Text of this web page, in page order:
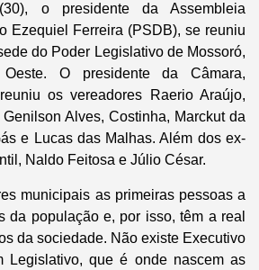
o presidente da Assembleia
Ezequiel Ferreira (PSDB), se reuniu
do Poder Legislativo de Mossoró,
O presidente da Câmara,
os vereadores Raerio Araújo,
Alves, Costinha, Marckut da
e Lucas das Malhas. Além dos ex-
Naldo Feitosa e Júlio César.
municipais as primeiras pessoas a
da população e, por isso, têm a real
da sociedade. Não existe Executivo
Legislativo, que é onde nascem as